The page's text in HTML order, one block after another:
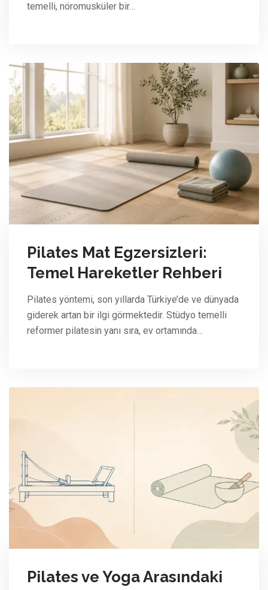
temelli, nöromusküler bir…
Pilates Mat Egzersizleri:
Temel Hareketler Rehberi
Pilates yöntemi, son yıllarda Türkiye’de ve dünyada
giderek artan bir ilgi görmektedir. Stüdyo temelli
reformer pilatesin yanı sıra, ev ortamında…
Pilates ve Yoga Arasındaki